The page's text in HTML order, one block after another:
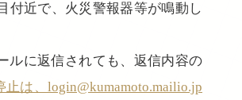
付近で、火災警報器等が鳴動し
に返信されても、返信内容の
止は、login@kumamoto.mailio.jp